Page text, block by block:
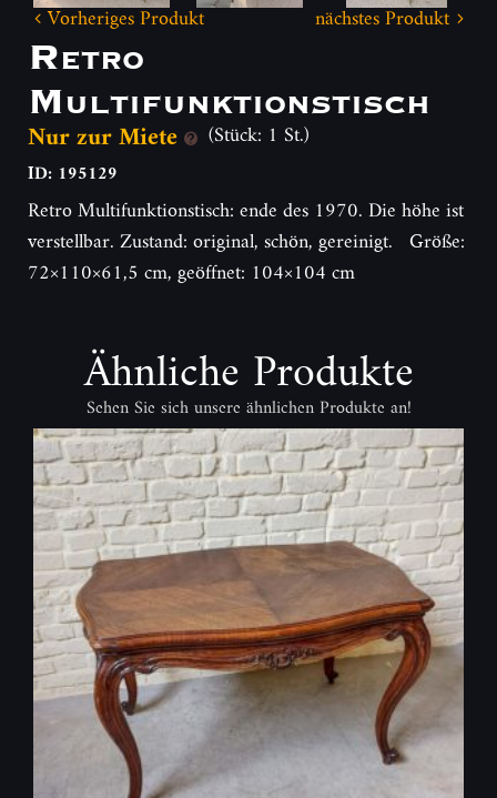
Vorheriges Produkt nächstes Produkt
Retro
Multifunktionstisch
Nur zur Miete (Stück: 1 St.)
ID: 195129
Retro Multifunktionstisch: ende des 1970. Die höhe ist
verstellbar. Zustand: original, schön, gereinigt. Größe:
72×110×61,5 cm, geöffnet: 104×104 cm
Ähnliche Produkte
Sehen Sie sich unsere ähnlichen Produkte an!